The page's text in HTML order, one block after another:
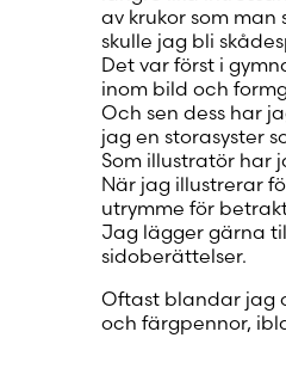
av krukor som
skulle jag bli
Det var först i
inom bild och
Och sen dess har
jag en storasyster
Som illustratör har
När jag illustrerar
utrymme för
Jag lägger gärna
sidoberättelser.
Oftast blandar jag
och färgpennor,